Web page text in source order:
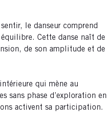
le danseur comprend
Cette danse naît de
de son amplitude et de
qui mène au
sans phase d’exploration en
activent sa participation.